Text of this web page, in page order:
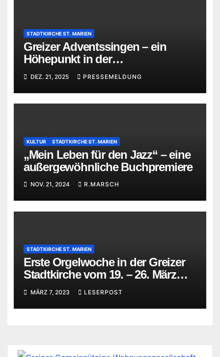
STADTKIRCHE ST. MARIEN
Greizer Adventssingen – ein
Höhepunkt in der
Vorweihnachtszeit
DEZ. 21, 2025 PRESSEMELDUNG
KULTUR STADTKIRCHE ST. MARIEN
„Mein Leben für den Jazz“ – eine
außergewöhnliche Buchpremiere
NOV. 21, 2024 R.MARSCH
STADTKIRCHE ST. MARIEN
Erste Orgelwoche in der Greizer
Stadtkirche vom 19. – 26. März
2023
MÄRZ 7, 2023 LESERPOST